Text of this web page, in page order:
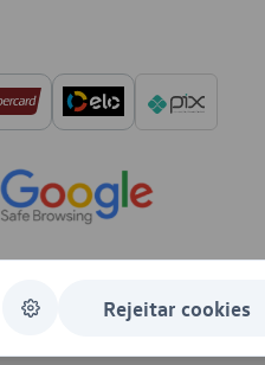
Rejeitar cookies